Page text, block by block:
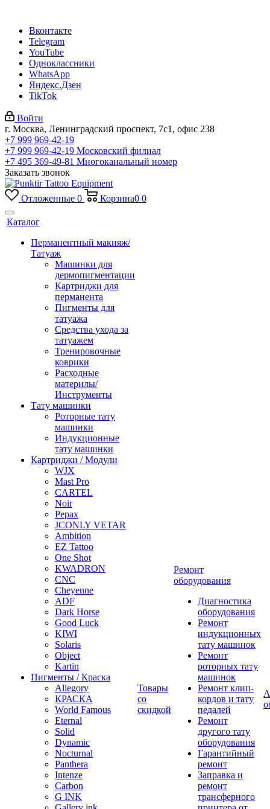
Вконтакте
Telegram
YouTube
Одноклассники
WhatsApp
Яндекс.Дзен
TikTok
Войти
г. Москва, Ленинградский проспект, 7с1, офис 238
+7 999 969-42-19
+7 999 969-42-19 Московский филиал
+7 495 369-49-81 Многоканальный номер
Заказать звонок
Отложенные 0 Корзина0 0
Каталог
Перманентный макияж/
Татуаж
Машинки для
дермопигментации
Картриджи для
перманента
Пигменты для
татуажа
Средства ухода за
татуажем
Тренировочные
коврики
Расходные
материлы/
Инструменты
Тату машинки
Роторные тату
машинки
Индукционные
тату машинки
Картриджи / Модули
WJX
Mast Pro
CARTEL
Noir
Pepax
JCONLY VETAR
Ambition
EZ Tattoo
One Shot
KWADRON
CNC
Cheyenne
ADF
Dark Horse
Good Luck
KIWI
Solaris
Object
Kartin
Пигменты / Краска
Allegory
КРАСКА
World Famous
Eternal
Solid
Dynamic
Nocturnal
Panthera
Intenze
Carbon
G INK
Товары
со
скидкой
Ремонт
оборудования
Диагностика
оборудования
Ремонт
индукционных
тату машинок
Ремонт
роторных тату
машинок
Ремонт клип-
кордов и тату
педалей
Ремонт
другого тату
оборудования
Гарантийный
ремонт
Заправка и
ремонт
трансферного